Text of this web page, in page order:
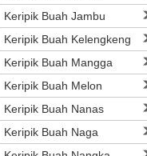
Keripik Buah Jambu
Keripik Buah Kelengkeng
Keripik Buah Mangga
Keripik Buah Melon
Keripik Buah Nanas
Keripik Buah Naga